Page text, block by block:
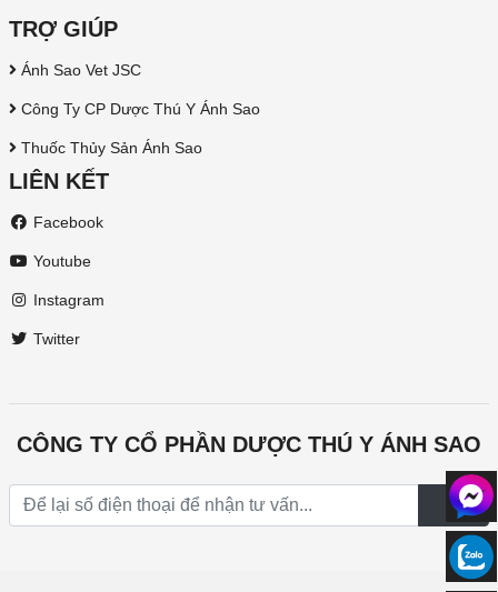
TRỢ GIÚP
Ánh Sao Vet JSC
Công Ty CP Dược Thú Y Ánh Sao
Thuốc Thủy Sản Ánh Sao
LIÊN KẾT
Facebook
Youtube
Instagram
Twitter
CÔNG TY CỔ PHẦN DƯỢC THÚ Y ÁNH SAO